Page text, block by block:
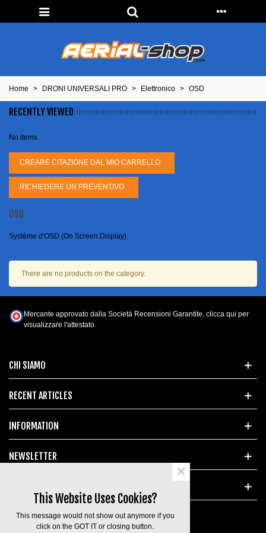
Home > DRONI UNIVERSALI PRO > Elettronico > OSD
RECENTLY VIEWED
No items
CREARE CITAZIONE DAL MIO CARRELLO
RICHIEDERE UN PREVENTIVO
OSD
Système d'OSD (On Screen Display)
There are no products on the category.
CHI SIAMO
RECENT ARTICLES
INFORMATION
NEWSLETTER
Mercante approvato dalla Società Recensioni Garantite, clicca qui per
visualizzare l'attestato.
This Website Uses Cookies?
This message would not show out anymore if you
click on the GOT IT or closing button.
×